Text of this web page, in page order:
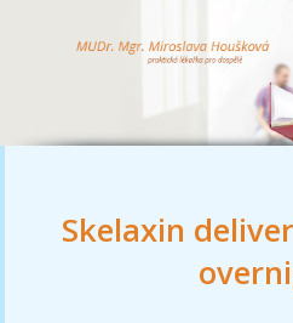
Skelaxin